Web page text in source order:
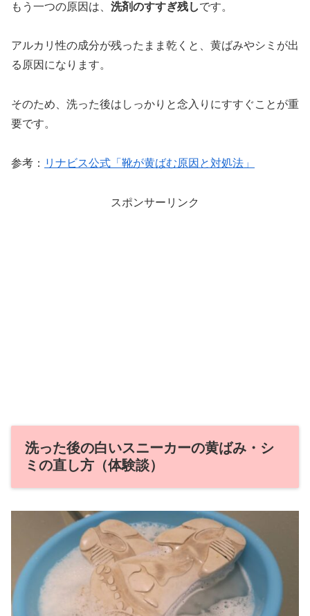
もう一つの原因は、 洗剤のすすぎ残しです。
アルカリ性の成分が残ったまま乾くと、黄ばみやシミが出
る原因になります。
そのため、洗った後はしっかりと念入りにすすぐことが重
要です。
参考： リナビス公式「靴が黄ばむ原因と対処法」
スポンサーリンク
洗った後の白いスニーカーの黄ばみ・シ
ミの直し方（体験談）